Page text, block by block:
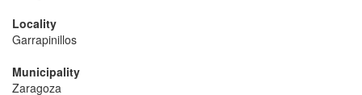
Locality
Garrapinillos
Municipality
Zaragoza